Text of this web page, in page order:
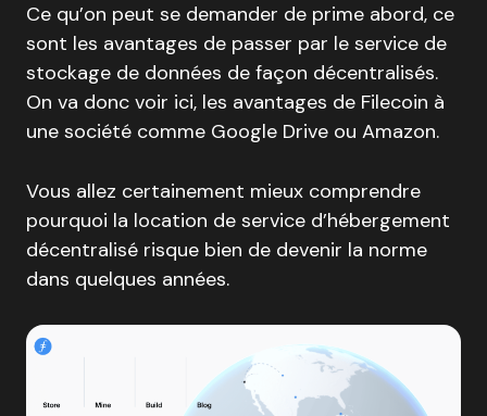
Ce qu’on peut se demander de prime abord, ce
sont les avantages de passer par le service de
stockage de données de façon décentralisés.
On va donc voir ici, les avantages de Filecoin à
une société comme Google Drive ou Amazon.
Vous allez certainement mieux comprendre
pourquoi la location de service d’hébergement
décentralisé risque bien de devenir la norme
dans quelques années.